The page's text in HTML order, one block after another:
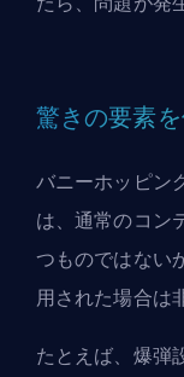
驚きの要素
バニーホッピン
は、通常のコン
つものではない
用された場合は
たとえば、爆弾